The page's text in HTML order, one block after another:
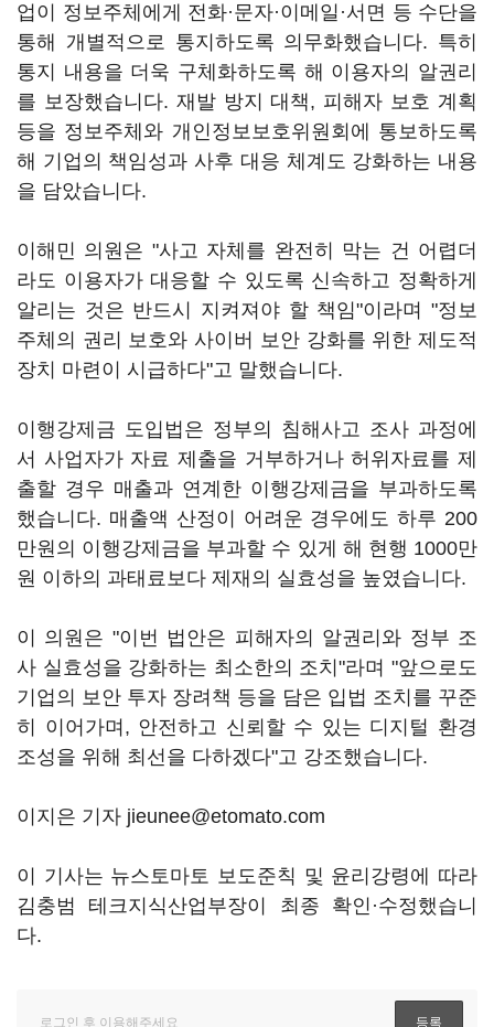
업이 정보주체에게 전화·문자·이메일·서면 등 수단을
통해 개별적으로 통지하도록 의무화했습니다. 특히
통지 내용을 더욱 구체화하도록 해 이용자의 알권리
를 보장했습니다. 재발 방지 대책, 피해자 보호 계획
등을 정보주체와 개인정보보호위원회에 통보하도록
해 기업의 책임성과 사후 대응 체계도 강화하는 내용
을 담았습니다.
이해민 의원은 "사고 자체를 완전히 막는 건 어렵더
라도 이용자가 대응할 수 있도록 신속하고 정확하게
알리는 것은 반드시 지켜져야 할 책임"이라며 "정보
주체의 권리 보호와 사이버 보안 강화를 위한 제도적
장치 마련이 시급하다"고 말했습니다.
이행강제금 도입법은 정부의 침해사고 조사 과정에
서 사업자가 자료 제출을 거부하거나 허위자료를 제
출할 경우 매출과 연계한 이행강제금을 부과하도록
했습니다. 매출액 산정이 어려운 경우에도 하루 200
만원의 이행강제금을 부과할 수 있게 해 현행 1000만
원 이하의 과태료보다 제재의 실효성을 높였습니다.
이 의원은 "이번 법안은 피해자의 알권리와 정부 조
사 실효성을 강화하는 최소한의 조치"라며 "앞으로도
기업의 보안 투자 장려책 등을 담은 입법 조치를 꾸준
히 이어가며, 안전하고 신뢰할 수 있는 디지털 환경
조성을 위해 최선을 다하겠다"고 강조했습니다.
이지은 기자 jieunee@etomato.com
이 기사는 뉴스토마토 보도준칙 및 윤리강령에 따라
김충범 테크지식산업부장이 최종 확인·수정했습니
다.